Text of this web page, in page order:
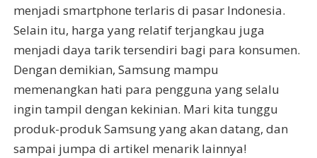
menjadi smartphone terlaris di pasar Indonesia.
Selain itu, harga yang relatif terjangkau juga
menjadi daya tarik tersendiri bagi para konsumen.
Dengan demikian, Samsung mampu
memenangkan hati para pengguna yang selalu
ingin tampil dengan kekinian. Mari kita tunggu
produk-produk Samsung yang akan datang, dan
sampai jumpa di artikel menarik lainnya!